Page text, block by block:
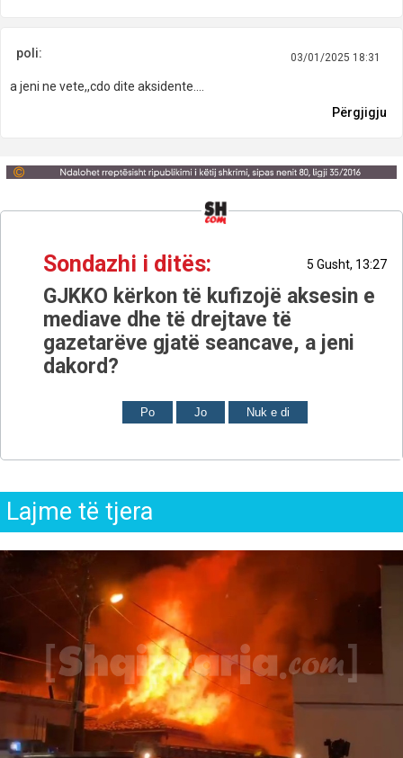
poli: 03/01/2025 18:31
a jeni ne vete,,cdo dite aksidente....
Përgjigju
Sondazhi i ditës: 5 Gusht, 13:27
GJKKO kërkon të kufizojë aksesin e
mediave dhe të drejtave të
gazetarëve gjatë seancave, a jeni
dakord?
Po Jo Nuk e di
Lajme të tjera